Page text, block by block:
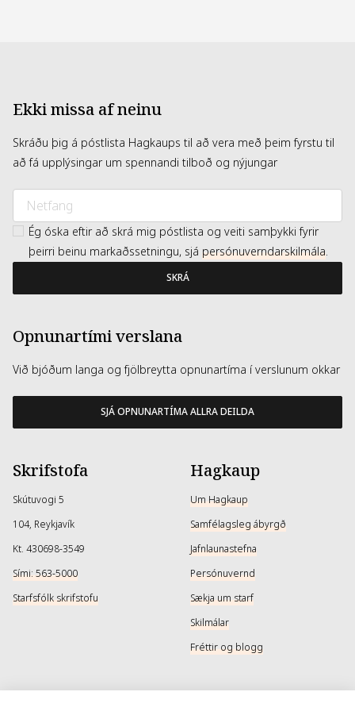
Ekki missa af neinu
Skráðu þig á póstlista Hagkaups til að vera með þeim fyrstu til
að fá upplýsingar um spennandi tilboð og nýjungar
Ég óska eftir að skrá mig póstlista og veiti samþykki fyrir
þeirri beinu markaðssetningu, sjá persónuverndarskilmála.
SKRÁ
Opnunartími verslana
Við bjóðum langa og fjölbreytta opnunartíma í verslunum okkar
SJÁ OPNUNARTÍMA ALLRA DEILDA
Skrifstofa
Skútuvogi 5
104, Reykjavík
Kt. 430698-3549
Sími: 563-5000
Starfsfólk skrifstofu
Hagkaup
Um Hagkaup
Samfélagsleg ábyrgð
Jafnlaunastefna
Persónuvernd
Sækja um starf
Skilmálar
Fréttir og blogg